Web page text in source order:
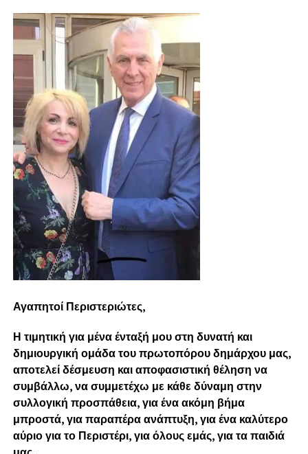
Αγαπητοί Περιστεριώτες,
Η τιμητική για μένα ένταξή μου στη δυνατή και
δημιουργική ομάδα τουπρωτοπόρου δημάρχου μας,
αποτελεί δέσμευση και αποφασιστική θέληση να
συμβάλλω, να συμμετέχω με κάθε δύναμη στην
συλλογική προσπάθεια, για ένα ακόμη βήμα
μπροστά, για παραπέρα ανάπτυξη, για ένα καλύτερο
αύριο για το Περιστέρι, για όλους εμάς, για τα παιδιά